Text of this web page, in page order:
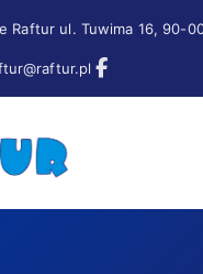
Raftur ul. Tuwima 16, 90-